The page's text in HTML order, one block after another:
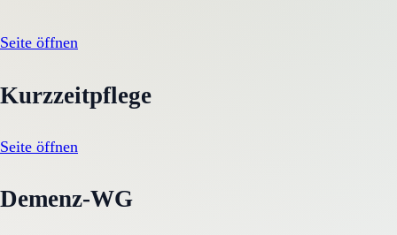
Seite öffnen
Kurzzeitpflege
Seite öffnen
Demenz-WG